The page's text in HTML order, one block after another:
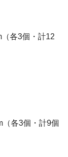
各3個・計12
各3個・計9個